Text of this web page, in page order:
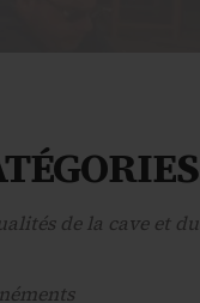
de la cave et du